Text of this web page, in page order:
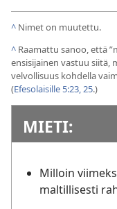
^ Nimet on muutettu.
^ Raamattu sanoo, että
ensisijainen vastuu siitä,
velvollisuus kohdella
(Efesolaisille 5:23,25.)
MIETI:
Milloin
maltillisesti